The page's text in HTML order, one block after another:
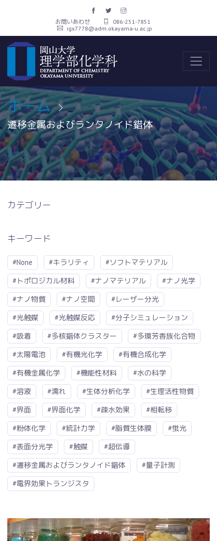
お問いあわせ
086-251-7851
igx7778@adm.okayama-u.ac.jp
ホーム
遷移金属およびランタノイド錯体
カテゴリー
キーワード
#None #キラリティ
#ソフトマテリアル
#トポロジカル材料
#ナノマテリアル
#ナノ光学
#ナノ物質
#ナノ空間
#レーザー分光
#光触媒
#光触媒反応
#分子シミュレーション
#吸着
#多核錯体クラスター
#多環芳香族化合物
#太陽電池
#有機光化学
#有機合成化学
#有機金属化学
#機能性材料
#水の科学
#溶液
#濡れ #生体分析化学
#生理活性物質
#界面
#界面化学 #疎水効果
#相転移
#粉体化学
#統計力学 #脂質生体膜
#蛍光
#表面分光学
#触媒
#超伝導
#遷移金属およびランタノイド錯体
#量子計測
#電界効果トランジスタ